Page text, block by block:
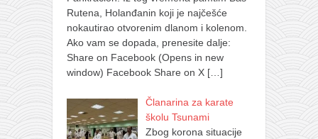
Rutena, Holanđanin koji je najčešće
nokautirao otvorenim dlanom i kolenom.
Ako vam se dopada, prenesite dalje:
Share on Facebook (Opens in new
window) Facebook Share on X […]
Članarina za karate
školu Tsunami
Zbog korona situacije